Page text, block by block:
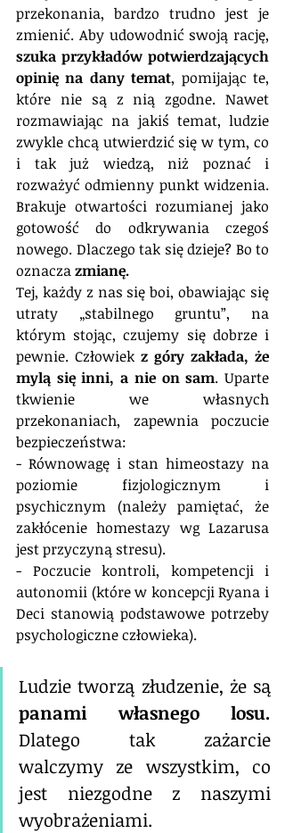
przekonania, bardzo trudno jest je
szuka przykładów potwierdzających
opinię na dany temat, pomijając te,
które nie są z nią zgodne. Nawet
rozmawiając na jakiś temat, ludzie
zwykle chcą utwierdzić się w tym, co
i tak już wiedzą, niż poznać i
rozważyć odmienny punkt widzenia.
Brakuje otwartości rozumianej jako
gotowość do odkrywania czegoś
nowego. Dlaczego tak się dzieje? Bo to
oznacza zmianę.
Tej, każdy z nas się boi, obawiając się
utraty „stabilnego gruntu”, na
którym stojąc, czujemy się dobrze i
pewnie. Człowiek z góry zakłada, że
mylą się inni, a nie on sam. Uparte
tkwienie we własnych
przekonaniach, zapewnia poczucie
bezpieczeństwa:
- Równowagę i stan himeostazy na
poziomie fizjologicznym i
psychicznym (należy pamiętać, że
zakłócenie homestazy wg Lazarusa
jest przyczyną stresu).
- Poczucie kontroli, kompetencji i
autonomii (które w koncepcji Ryana i
Deci stanowią podstawowe potrzeby
psychologiczne człowieka).
panami własnego losu.
Dlatego tak zażarcie
walczymy ze wszystkim, co
jest niezgodne z naszymi
wyobrażeniami.